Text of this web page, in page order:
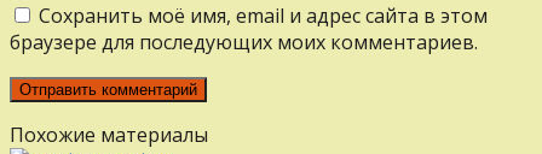
Сохранить моё имя, email и адрес сайта в этом
браузере для последующих моих комментариев.
Похожие материалы